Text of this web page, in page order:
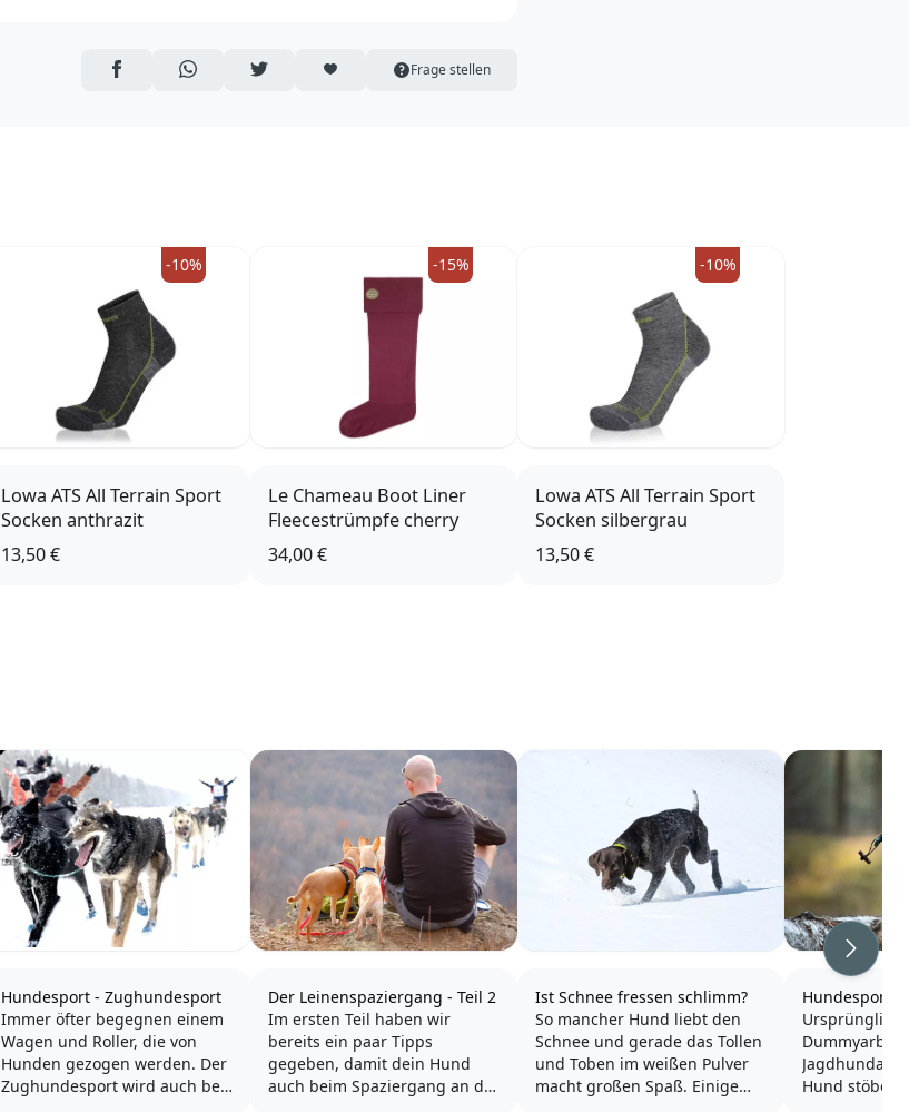
AUF FACEBOOK TEILEN
ÜBER WHATSAPP TEILEN
AUF TWITTER TEILENARTIKEL AUF DIE MERKLISTE
Frage stellen
-10%
Lowa ATS All Terrain Sport
Socken anthrazit
13,50 €
-15%
Le Chameau Boot Liner
Fleecestrümpfe cherry
34,00 €
-10%
Lowa ATS All Terrain Sport
Socken silbergrau
13,50 €
Hundesport - Zughundesport
Immer öfter begegnen einem
Wagen und Roller, die von
Hunden gezogen werden. Der
Zughundesport wird auch bei
Der Leinenspaziergang - Teil 2
Im ersten Teil haben wir
bereits ein paar Tipps
gegeben, damit dein Hund
auch beim Spaziergang an der
Ist Schnee fressen schlimm?
So mancher Hund liebt den
Schnee und gerade das Tollen
und Toben im weißen Pulver
macht großen Spaß. Einige
Hundesport -
Ursprünglich
Dummyarbeit
Hund stöbert
Weiter